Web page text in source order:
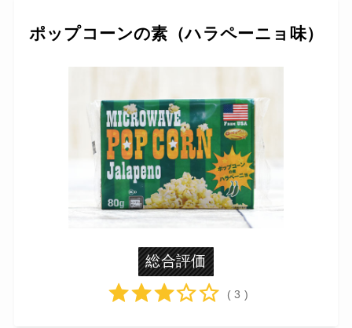
ポップコーンの素（ハラペーニョ味）
総合評価
( 3 )